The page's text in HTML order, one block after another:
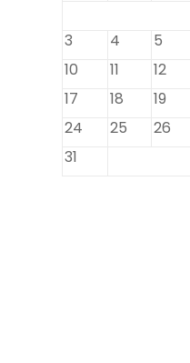
3
4 5
10
11 12
17
18 19
24
25 26
31